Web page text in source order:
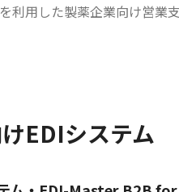
利用した製薬企業向け営業支
EDIシステム